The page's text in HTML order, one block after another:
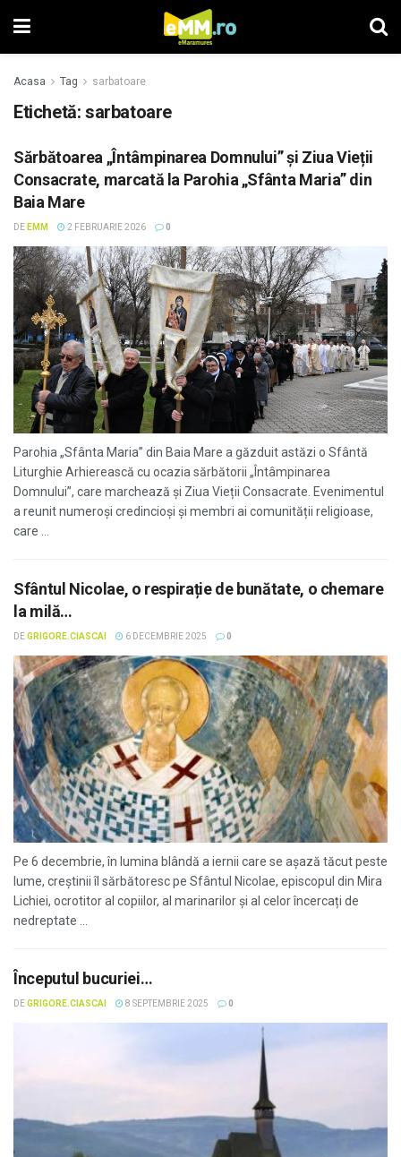
Acasa Tag sarbatoare
Etichetă: sarbatoare
Sărbătoarea „Întâmpinarea Domnului” și Ziua Vieții
Consacrate, marcată la Parohia „Sfânta Maria” din
Baia Mare
DE EMM 2 FEBRUARIE 2026 0
Parohia „Sfânta Maria” din Baia Mare a găzduit astăzi o Sfântă
Liturghie Arhierească cu ocazia sărbătorii „Întâmpinarea
Domnului”, care marchează și Ziua Vieții Consacrate. Evenimentul
a reunit numeroși credincioși și membri ai comunității religioase,
care ...
Sfântul Nicolae, o respirație de bunătate, o chemare
la milă…
DEGRIGORE.CIASCAI 6 DECEMBRIE 2025 0
Pe 6 decembrie, în lumina blândă a iernii care se așază tăcut peste
lume, creștinii îl sărbătoresc pe Sfântul Nicolae, episcopul din Mira
Lichiei, ocrotitor al copiilor, al marinarilor și al celor încercați de
nedreptate ...
Începutul bucuriei…
DEGRIGORE.CIASCAI 8 SEPTEMBRIE 2025 0